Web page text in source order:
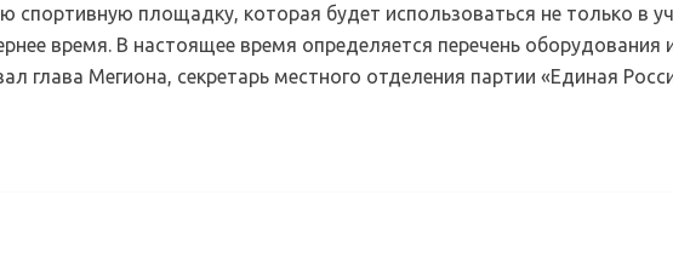
площадку, которая будет использоваться не только в
время. В настоящее время определяется перечень оборудования
глава Мегиона, секретарь местного отделения партии «Единая